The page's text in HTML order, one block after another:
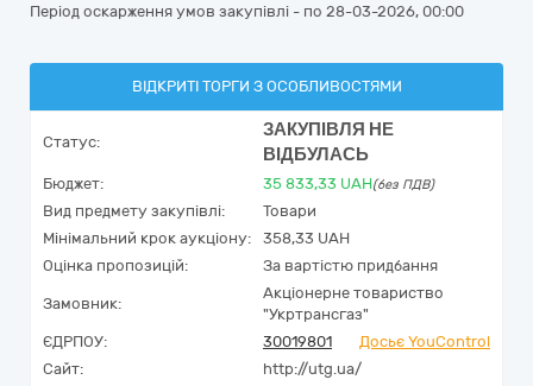
Період оскарження умов закупівлі - по 28-03-2026, 00:00
ВІДКРИТІ ТОРГИ З ОСОБЛИВОСТЯМИ
Статус:
ЗАКУПІВЛЯ НЕ
ВІДБУЛАСЬ
Бюджет: 35 833,33 UAH(без ПДВ)
Вид предмету закупівлі:
Товари
Мінімальний крок аукціону:
358,33 UAH
Оцінка пропозицій:
За вартістю придбання
Замовник:
Акціонерне товариство
"Укртрансгаз"
ЄДРПОУ:
30019801
Досьє YouControl
Сайт:
http://utg.ua/